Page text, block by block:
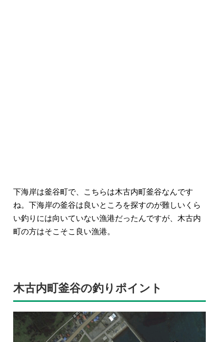
下海岸は釜谷町で、こちらは木古内町釜谷なんです
ね。下海岸の釜谷は良いところを探すのが難しいくら
い釣りには向いていない漁港だったんですが、木古内
町の方はそこそこ良い漁港。
木古内町釜谷の釣りポイント